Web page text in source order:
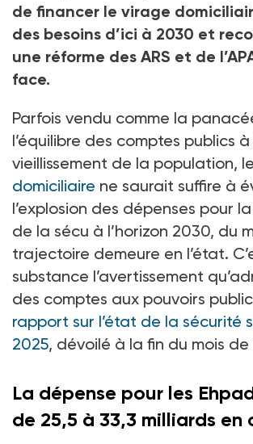
de financer le virage
des besoins d’ici à 2030 et
une réforme des ARS et de
face.
Parfois vendu comme la
l’équilibre des comptes publics à
vieillissement de la population, le
domiciliaire ne saurait suffire à
l’explosion des dépenses pour
de la sécu à l’horizon 2030, du
trajectoire demeure en l’état.
substance l’avertissement
des comptes aux pouvoirs
rapport sur l’état de la sécurité
2025, dévoilé à la fin du mois de
La dépense pour les
de 25,5 à 33,3 milliards en